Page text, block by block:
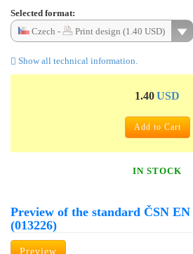
Selected format:
Czech -
Print design (1.40 USD)
Show all technical information.
1.40USD
Add to Cart
IN STOCK
Preview of the standard ČSN EN
(013226)
Preview